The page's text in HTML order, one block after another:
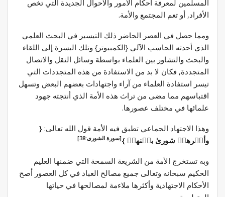
المسلمين لمعرفة أحكام الأمور والأحوال الجديدة التي تخص
الأفراد, أو تعم المجتمع والأمة.
ومما حصل في العصر الحاضر ذلك التيسير في البحث العلمي
الذي أحدثه الحاسب الآلي {الكمبيوتر} وتلك اليسرة إلى اللقاء
والبحث والتشاور بين العلماء بواسطة وسائل النقل والاتصال
المتجددة, فكان لا بد من الاستفادة من هذه المتجددات التي
تيسر استفادة العلماء من آراء واجتهادات بعضهم البعض وتسهل
اقتباسهم مما مضى من تراث هذه الأمة الذي أنتجته جهود
علمائها في مختلف عصورها.
وهذا الاجتهاد الجماعي تطبق فيه الأمة قول الله تعالى: {
وأمۡرهمۡ شورىٰ بيۡنهمۡ }[سورة الشورى:38]
وبه تستخرج الأمة من الشريعة السمحة التي ضمنها العليم
الحكيم سبحانه وتعالى جميع مصالح العباد في كل العصور أصح
الأحكام الاجتهادية وأكثرها ملاءمة لمصالحها في حياتها